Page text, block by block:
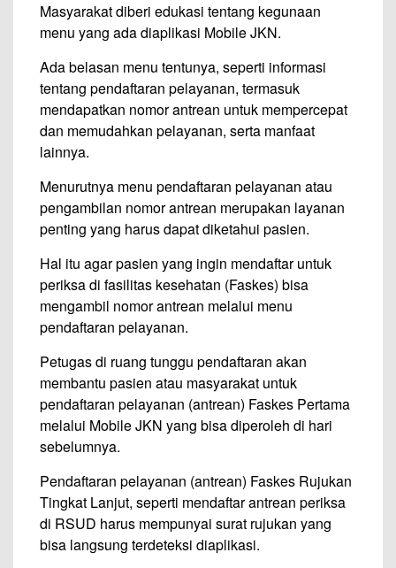
Masyarakat diberi edukasi tentang kegunaan
menu yang ada diaplikasi Mobile JKN.
Ada belasan menu tentunya, seperti informasi
tentang pendaftaran pelayanan, termasuk
mendapatkan nomor antrean untuk mempercepat
dan memudahkan pelayanan, serta manfaat
lainnya.
Menurutnya menu pendaftaran pelayanan atau
pengambilan nomor antrean merupakan layanan
penting yang harus dapat diketahui pasien.
Hal itu agar pasien yang ingin mendaftar untuk
periksa di fasilitas kesehatan (Faskes) bisa
mengambil nomor antrean melalui menu
pendaftaran pelayanan.
Petugas di ruang tunggu pendaftaran akan
membantu pasien atau masyarakat untuk
pendaftaran pelayanan (antrean) Faskes Pertama
melalui Mobile JKN yang bisa diperoleh di hari
sebelumnya.
Pendaftaran pelayanan (antrean) Faskes Rujukan
Tingkat Lanjut, seperti mendaftar antrean periksa
di RSUD harus mempunyai surat rujukan yang
bisa langsung terdeteksi diaplikasi.